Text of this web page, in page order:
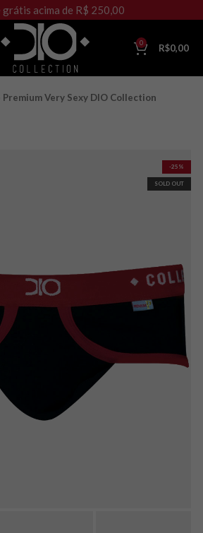
0 R$0,00
Premium Very Sexy DIO Collection
-25%
SOLD OUT
acima de R$ 250,00